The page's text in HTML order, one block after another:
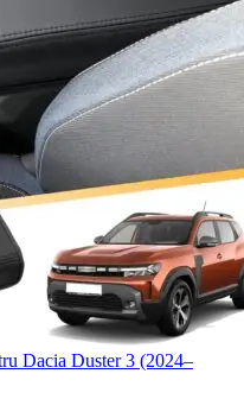
Dacia Duster 3 (2024–